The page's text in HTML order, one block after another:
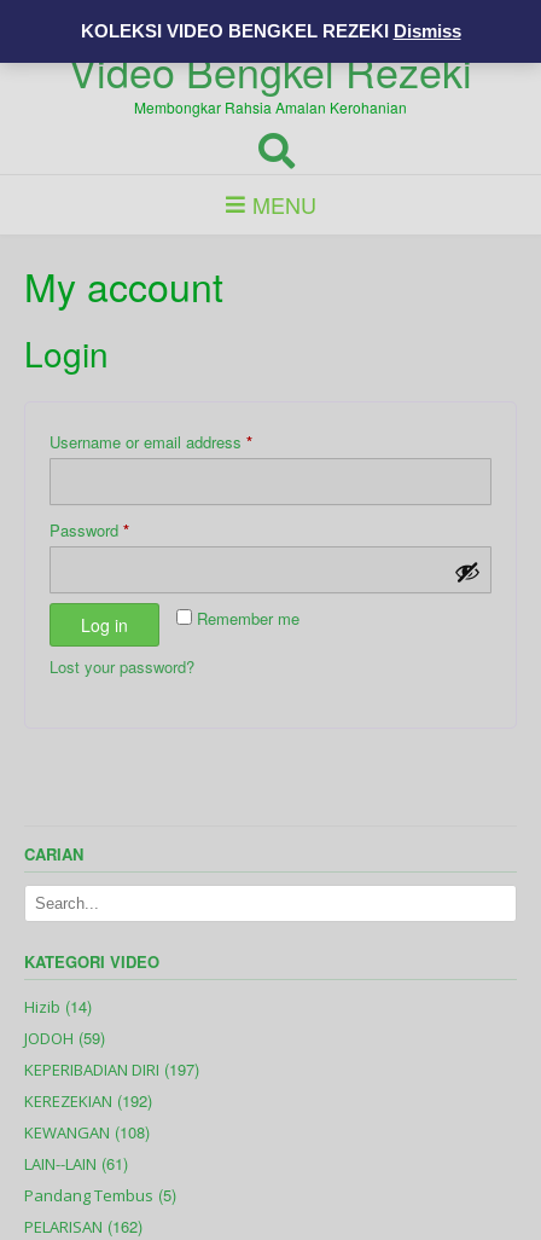
KOLEKSI VIDEO BENGKEL REZEKI Dismiss
0192551090
Video Bengkel Rezeki
Membongkar Rahsia Amalan Kerohanian
MENU
My account
Login
Username or email address *Required
Password *Required
Remember me
Log in
Lost your password?
CARIAN
KATEGORI VIDEO
Hizib (14)
JODOH (59)
KEPERIBADIAN DIRI (197)
KEREZEKIAN (192)
KEWANGAN (108)
LAIN--LAIN (61)
Pandang Tembus (5)
PELARISAN (162)